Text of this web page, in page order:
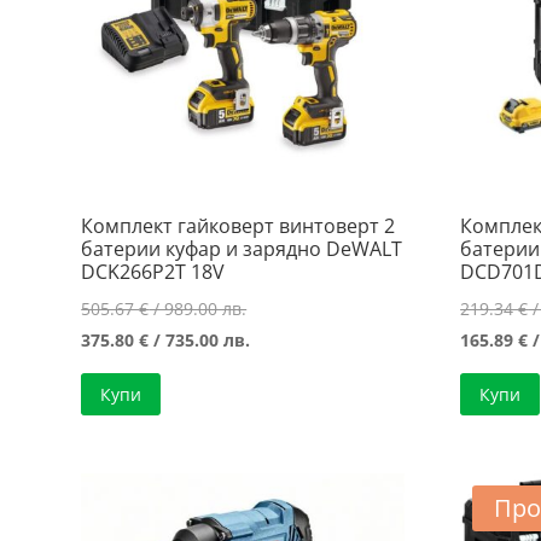
Комплект гайковерт винтоверт 2
батерии куфар и зарядно DeWALT
DCK266P2T 18V
505.67€/ 989.00 лв.Original
price
375.80€ / 735.00 лв.
735.00 лв..
Купи
219.34€/
165.89€
Купи